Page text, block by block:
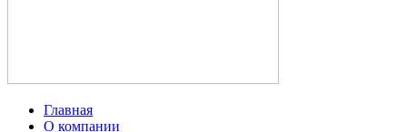
Главная
О компании